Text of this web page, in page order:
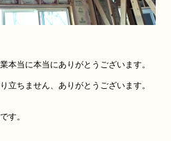
本当に本当にありがとうございます。
立ちません、ありがとうございます。
す。